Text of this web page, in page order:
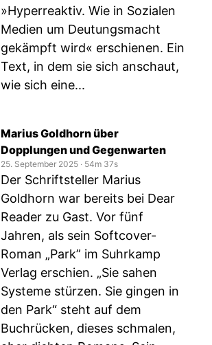
»Hyperreaktiv. Wie in Sozialen
Medien um Deutungsmacht
gekämpft wird« erschienen. Ein
Text, in dem sie sich anschaut,
wie sich eine...
Marius Goldhorn über
Dopplungen und Gegenwarten
25. September 2025 ‧ 54m 37s
Der Schriftsteller Marius
Goldhorn war bereits bei Dear
Reader zu Gast. Vor fünf
Jahren, als sein Softcover-
Roman „Park” im Suhrkamp
Verlag erschien. „Sie sahen
Systeme stürzen. Sie gingen in
den Park“ steht auf dem
Buchrücken, dieses schmalen,